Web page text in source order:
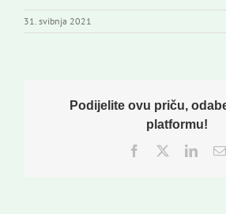
31. svibnja 2021
Podijelite ovu priču,
platformu!
Facebook
Twitter